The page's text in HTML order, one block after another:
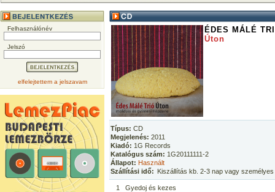
Felhasználónév
Jelszó
elfelejtettem a jelszavam
ÉDES MÁLÉ
Úton
Típus: CD
Megjelenés: 2011
Kiadó: 1G Records
Katalógus szám: 1G20111111-2
Állapot: Használt
Szállítási idő: Kiszállítás kb. 2-3 nap vagy
1
Gyedoj és kezes